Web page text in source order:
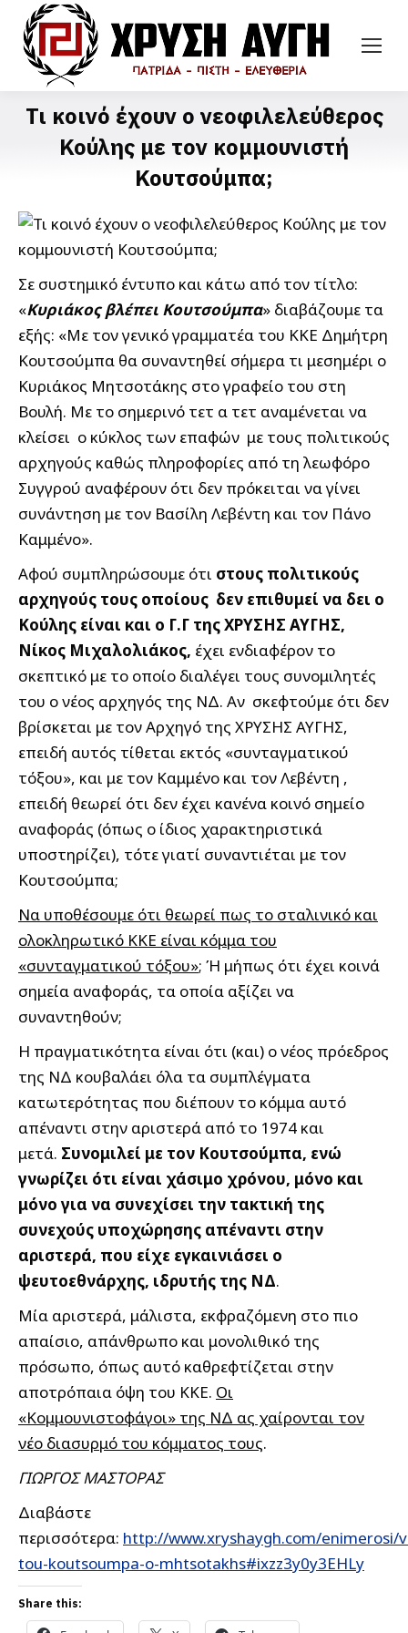
Τι κοινό έχουν ο νεοφιλελεύθερος
Κούλης με τον κομμουνιστή
Κουτσούμπα;
Σε συστημικό έντυπο και κάτω από τον τίτλο:
«Κυριάκος βλέπει Κουτσούμπα» διαβάζουμε τα
εξής: «Με τον γενικό γραμματέα του ΚΚΕ Δημήτρη
Κουτσούμπα θα συναντηθεί σήμερα τι μεσημέρι ο
Κυριάκος Μητσοτάκης στο γραφείο του στη
Βουλή. Με το σημερινό τετ α τετ αναμένεται να
κλείσει ο κύκλος των επαφών με τους πολιτικούς
αρχηγούς καθώς πληροφορίες από τη λεωφόρο
Συγγρού αναφέρουν ότι δεν πρόκειται να γίνει
συνάντηση με τον Βασίλη Λεβέντη και τον Πάνο
Καμμένο».
Αφού συμπληρώσουμε ότι στους πολιτικούς
αρχηγούς τους οποίους δεν επιθυμεί να δει ο
Κούλης είναι και ο Γ.Γ της ΧΡΥΣΗΣ ΑΥΓΗΣ,
Νίκος Μιχαλολιάκος, έχει ενδιαφέρον το
σκεπτικό με το οποίο διαλέγει τους συνομιλητές
του ο νέος αρχηγός της ΝΔ. Αν σκεφτούμε ότι δεν
βρίσκεται με τον Αρχηγό της ΧΡΥΣΗΣ ΑΥΓΗΣ,
επειδή αυτός τίθεται εκτός «συνταγματικού
τόξου», και με τον Καμμένο και τον Λεβέντη ,
επειδή θεωρεί ότι δεν έχει κανένα κοινό σημείο
αναφοράς (όπως ο ίδιος χαρακτηριστικά
υποστηρίζει), τότε γιατί συναντιέται με τον
Κουτσούμπα;
Να υποθέσουμε ότι θεωρεί πως το σταλινικό και
ολοκληρωτικό ΚΚΕ είναι κόμμα του
«συνταγματικού τόξου»; Ή μήπως ότι έχει κοινά
σημεία αναφοράς, τα οποία αξίζει να
συναντηθούν;
Η πραγματικότητα είναι ότι (και) ο νέος πρόεδρος
της ΝΔ κουβαλάει όλα τα συμπλέγματα
κατωτερότητας που διέπουν το κόμμα αυτό
απέναντι στην αριστερά από το 1974 και
μετά. Συνομιλεί με τον Κουτσούμπα, ενώ
γνωρίζει ότι είναι χάσιμο χρόνου, μόνο και
μόνο για να συνεχίσει την τακτική της
συνεχούς υποχώρησης απέναντι στην
αριστερά, που είχε εγκαινιάσει ο
ψευτοεθνάρχης, ιδρυτής της ΝΔ.
Μία αριστερά, μάλιστα, εκφραζόμενη στο πιο
απαίσιο, απάνθρωπο και μονολιθικό της
πρόσωπο, όπως αυτό καθρεφτίζεται στην
αποτρόπαια όψη του ΚΚΕ. Οι
«Κομμουνιστοφάγοι» της ΝΔ ας χαίρονται τον
νέο διασυρμό του κόμματος τους.
ΓΙΩΡΓΟΣ ΜΑΣΤΟΡΑΣ
Διαβάστε
περισσότερα: http://www.xryshaygh.com/enimerosi/
tou-koutsoumpa-o-mhtsotakhs#ixzz3y0y3EHLy
Share this: